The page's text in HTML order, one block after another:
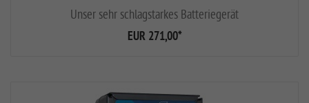
Unser sehr schlagstarkes Batteriegerät
EUR 271,00*